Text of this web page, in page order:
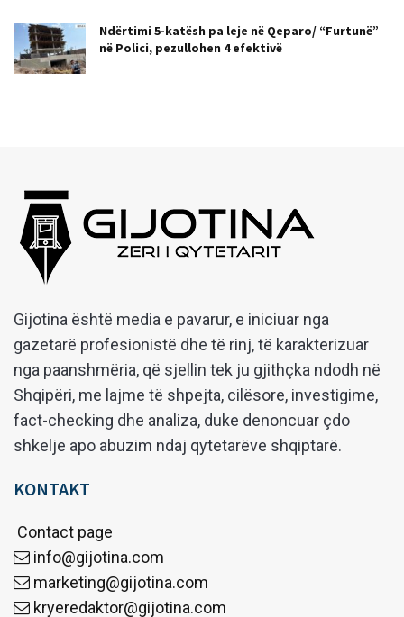
Ndërtimi 5-katësh pa leje në Qeparo/ “Furtunë”
në Polici, pezullohen 4 efektivë
Gijotina është media e pavarur, e iniciuar nga
gazetarë profesionistë dhe të rinj, të karakterizuar
nga paanshmëria, që sjellin tek ju gjithçka ndodh në
Shqipëri, me lajme të shpejta, cilësore, investigime,
fact-checking dhe analiza, duke denoncuar çdo
shkelje apo abuzim ndaj qytetarëve shqiptarë.
KONTAKT
Contact page
info@gijotina.com
marketing@gijotina.com
kryeredaktor@gijotina.com